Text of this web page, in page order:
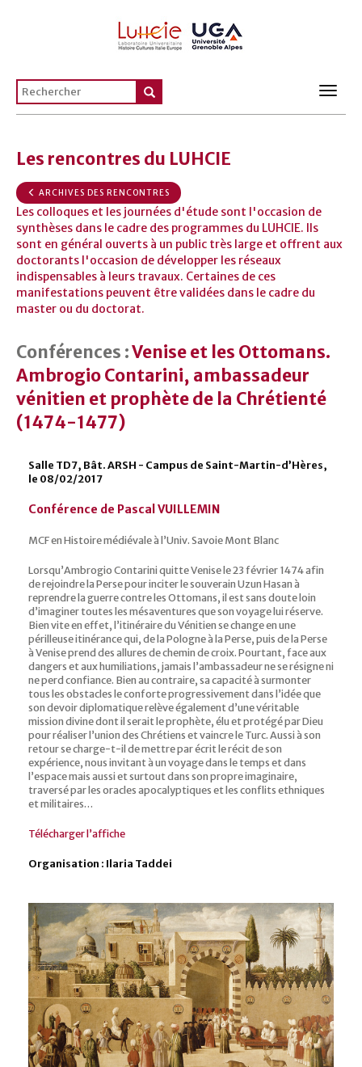
Les rencontres du LUHCIE
ARCHIVES DES RENCONTRES
Les colloques et les journées d'étude sont l'occasion de
synthèses dans le cadre des programmes du LUHCIE. Ils
sont en général ouverts à un public très large et offrent aux
doctorants l'occasion de développer les réseaux
indispensables à leurs travaux. Certaines de ces
manifestations peuvent être validées dans le cadre du
master ou du doctorat.
Conférences :Venise et les Ottomans.
Ambrogio Contarini, ambassadeur
vénitien et prophète de la Chrétienté
(1474-1477)
Salle TD7, Bât. ARSH - Campus de Saint-Martin-d’Hères,
le 08/02/2017
Conférence de Pascal VUILLEMIN
MCF en Histoire médiévale à l’Univ. Savoie Mont Blanc
Lorsqu’Ambrogio Contarini quitte Venise le 23 février 1474 afin
de rejoindre la Perse pour inciter le souverain Uzun Hasan à
reprendre la guerre contre les Ottomans, il est sans doute loin
d’imaginer toutes les mésaventures que son voyage lui réserve.
Bien vite en effet, l’itinéraire du Vénitien se change en une
périlleuse itinérance qui, de la Pologne à la Perse, puis de la Perse
à Venise prend des allures de chemin de croix. Pourtant, face aux
dangers et aux humiliations, jamais l’ambassadeur ne se résigne ni
ne perd confiance. Bien au contraire, sa capacité à surmonter
tous les obstacles le conforte progressivement dans l’idée que
son devoir diplomatique relève également d’une véritable
mission divine dont il serait le prophète, élu et protégé par Dieu
pour réaliser l’union des Chrétiens et vaincre le Turc. Aussi à son
retour se charge-t-il de mettre par écrit le récit de son
expérience, nous invitant à un voyage dans le temps et dans
l’espace mais aussi et surtout dans son propre imaginaire,
traversé par les oracles apocalyptiques et les conflits ethniques
et militaires…
Télécharger l’affiche
Organisation : Ilaria Taddei